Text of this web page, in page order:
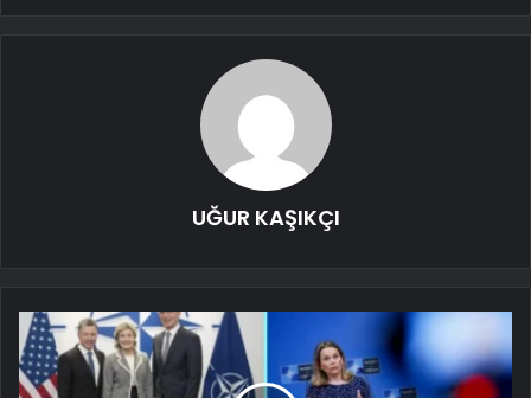
UĞUR KAŞIKÇI